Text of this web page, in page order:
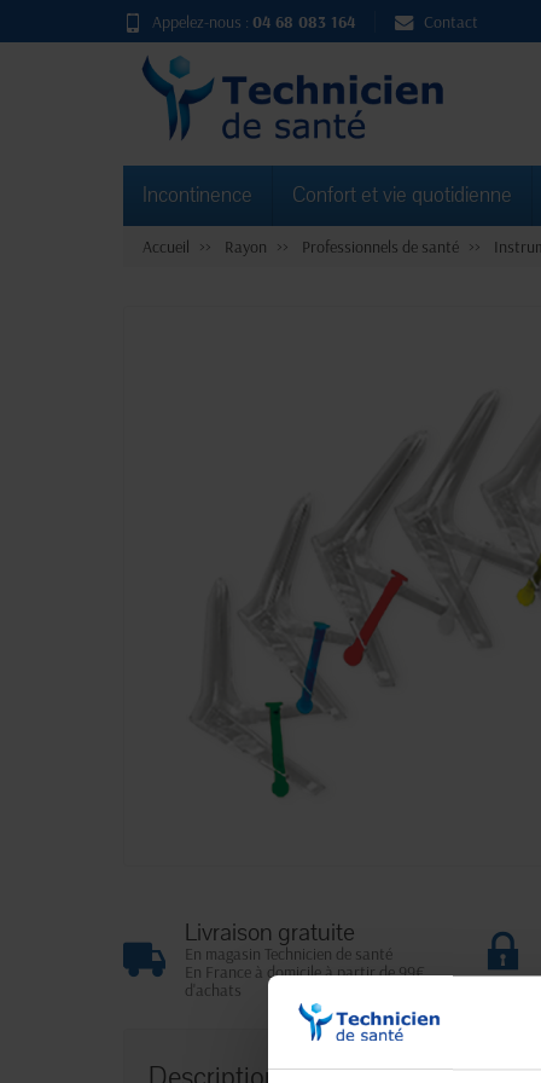
Appelez-nous : 04 68 083 164 Contact
Incontinence Confort et vie quotidienne
Accueil Rayon Professionnels de santé
Livraison gratuite
En magasin Technicien de santé
En France à domicile à partir de 99€
d'achats